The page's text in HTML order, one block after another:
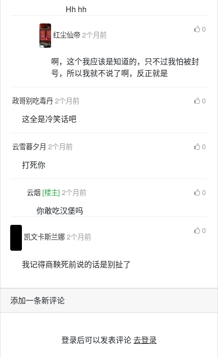
Hh hh
红尘仙帝2个月前
0
啊，这个我应该是知道的，只不过我怕被封
号，所以我就不说了啊，反正就是
政哥别吃毒丹2个月前 0
这全是冷笑话吧
云雪暮夕月 2个月前 0
打死你
云烟 [楼主] 2个月前 0
你敢吃汉堡吗
凯文卡斯兰娜2个月前
0
我记得商鞅死前说的话是别扯了
添加一条新评论
登录后可以发表评论去登录